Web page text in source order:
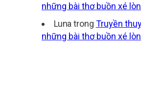
những bài thơ buồn xé
Luna trong Truyền
những bài thơ buồn xé